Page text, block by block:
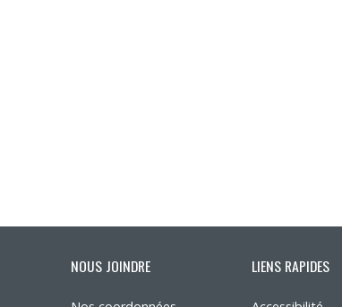
NOUS JOINDRE LIENS RAPIDES